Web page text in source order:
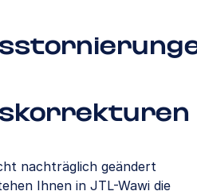
nachträglich geändert
Ihnen in JTL-Wawi die